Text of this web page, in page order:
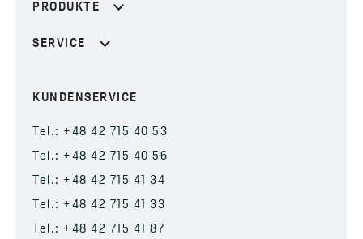
PRODUKTE
SERVICE
KUNDENSERVICE
Tel.: +48 42 715 40 53
Tel.: +48 42 715 40 56
Tel.: +48 42 715 41 34
Tel.: +48 42 715 41 33
Tel.: +48 42 715 41 87